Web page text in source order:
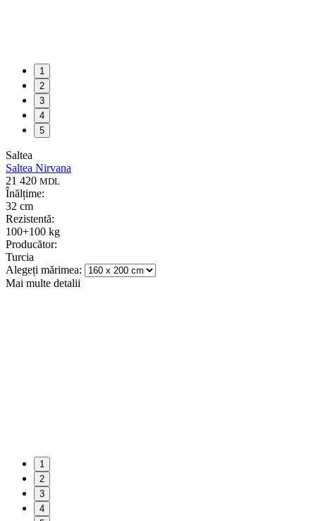
1
2
3
4
5
Saltea
Saltea Nirvana
21 420 MDL
Înălțime:
32 cm
Rezistentă:
100+100 kg
Producător:
Turcia
Alegeți mărimea:
Mai multe detalii
1
2
3
4